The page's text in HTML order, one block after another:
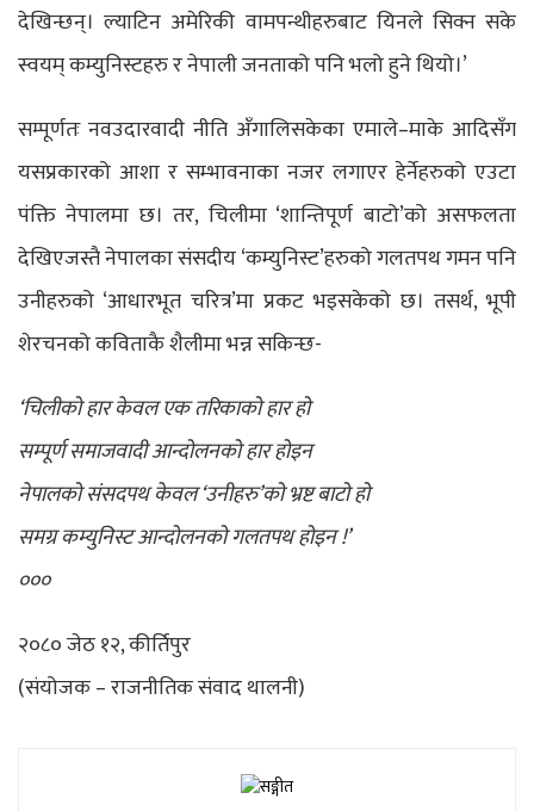
देखिन्छन्। ल्याटिन अमेरिकी वामपन्थीहरुबाट यिनले सिक्न सके
स्वयम् कम्युनिस्टहरु र नेपाली जनताको पनि भलो हुने थियो।’
सम्पूर्णतः नवउदारवादी नीति अँगालिसकेका एमाले–माके आदिसँग
यसप्रकारको आशा र सम्भावनाका नजर लगाएर हेर्नेहरुको एउटा
पंक्ति नेपालमा छ। तर, चिलीमा ‘शान्तिपूर्ण बाटो’को असफलता
देखिएजस्तै नेपालका संसदीय ‘कम्युनिस्ट’हरुको गलतपथ गमन पनि
उनीहरुको ‘आधारभूत चरित्र’मा प्रकट भइसकेको छ। तसर्थ, भूपी
शेरचनको कविताकै शैलीमा भन्न सकिन्छ-
‘चिलीको हार केवल एक तरिकाको हार हो
सम्पूर्ण समाजवादी आन्दोलनको हार होइन
नेपालको संसदपथ केवल ‘उनीहरु’को भ्रष्ट बाटो हो
समग्र कम्युनिस्ट आन्दोलनको गलतपथ होइन !’
०००
२०८० जेठ १२, कीर्तिपुर
(संयोजक – राजनीतिक संवाद थालनी)